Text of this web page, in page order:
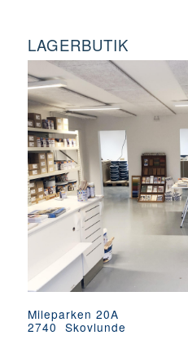
LAGERBUTIK
Mileparken 20A
2740 Skovlunde